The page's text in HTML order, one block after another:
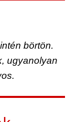
börtön.
ugyanolyan